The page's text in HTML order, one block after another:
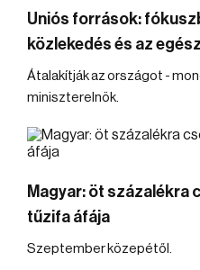
Uniós források:
közlekedés és az
Átalakítják az országot -
miniszterelnök.
Magyar: öt százalékra
tűzifa áfája
Szeptember közepétől.